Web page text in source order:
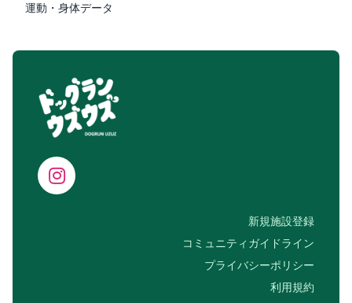
運動・身体データ
新規施設登録
コミュニティガイドライン
プライバシーポリシー
利用規約